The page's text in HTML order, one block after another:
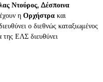
Ντούρος, Δέσποινα
η Ορχήστρα και
ο διεθνώς καταξιωμένος
ΕΛΣ διευθύνει